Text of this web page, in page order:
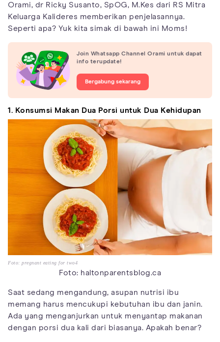
Orami, dr Ricky Susanto, SpOG, M.Kes dari RS Mitra
Keluarga Kalideres memberikan penjelasannya.
Seperti apa? Yuk kita simak di bawah ini Moms!
Join Whatsapp Channel Orami untuk dapat
info terupdate!
Bergabung sekarang
1. Konsumsi Makan Dua Porsi untuk Dua Kehidupan
Foto: pregnant eating for two4
Foto: haltonparentsblog.ca
Saat sedang mengandung, asupan nutrisi ibu
memang harus mencukupi kebutuhan ibu dan janin.
Ada yang menganjurkan untuk menyantap makanan
dengan porsi dua kali dari biasanya. Apakah benar?